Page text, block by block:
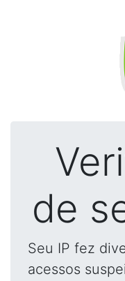
de
Seu IP fez
acessos